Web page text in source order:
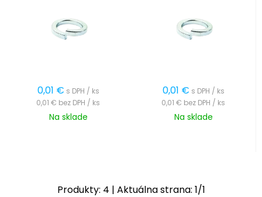
0,01 € s DPH / ks
0,01 € bez DPH / ks
Na sklade
0,01 € s DPH / ks
0,01 € bez DPH / ks
Na sklade
Produkty: 4 | Aktuálna strana: 1/1